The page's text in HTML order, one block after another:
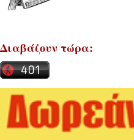
Διαβάζουν τώρα: